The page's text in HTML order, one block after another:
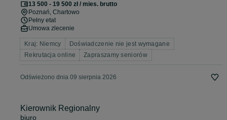
13 500 - 19 500 zł / mies. brutto
Poznań, Chartowo
Pełny etat
Umowa zlecenie
Kraj: Niemcy
Doświadczenie nie jest wymagane
Rekrutacja online
Zapraszamy seniorów
Odświeżono dnia 09 sierpnia 2026
Kierownik Regionalny
biuro